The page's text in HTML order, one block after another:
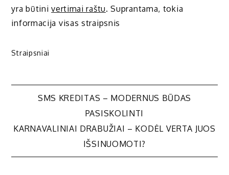
yra būtinivertimai raštu. Suprantama, tokia
informacija visas straipsnis
Straipsniai
Navigacija
tarp
įrašų
SMS KREDITAS – MODERNUS BŪDAS
PASISKOLINTI
KARNAVALINIAI DRABUŽIAI – KODĖL VERTA JUOS
IŠSINUOMOTI?